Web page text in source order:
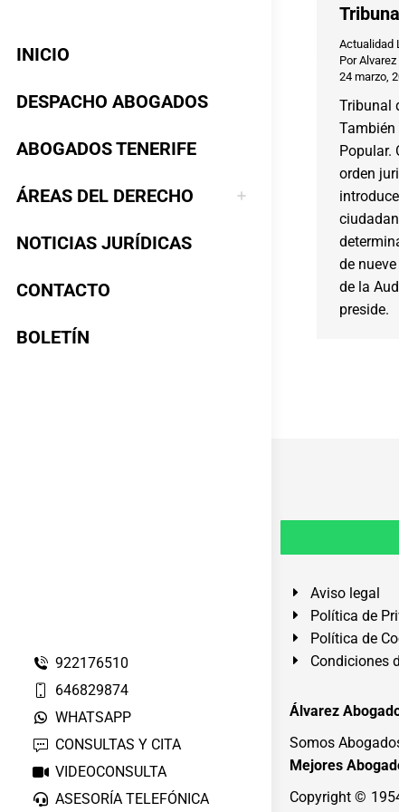
INICIO
DESPACHO ABOGADOS
ABOGADOS TENERIFE
ÁREAS DEL DERECHO
NOTICIAS JURÍDICAS
CONTACTO
BOLETÍN
922176510
646829874
WHATSAPP
CONSULTAS Y CITA
VIDEOCONSULTA
ASESORÍA TELEFÓNICA
Actualidad
Por
24 marzo,
Tribunal
Popular.
orden
de
de la
preside.
Aviso legal
Política de
Política de
Condiciones
Álvarez
Somos
Mejores
Copyright ©